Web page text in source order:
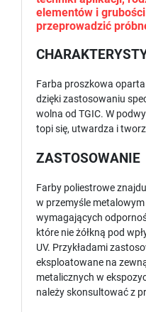
elementów i
przeprowadzić
Farba proszkowa
dzięki zastosowaniu
wolna od TGIC. W
topi się, utwardza i
ZASTOSOWANIE
Farby poliestrowe
w przemyśle
wymagających
które nie żółkną pod
UV. Przykładami
eksploatowane na
metalicznych w
należy skonsultować z